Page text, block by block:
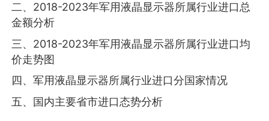
二、2018-2023年军用液晶显示器所属行业进口总
金额分析
三、2018-2023年军用液晶显示器所属行业进口均
价走势图
四、军用液晶显示器所属行业进口分国家情况
五、国内主要省市进口态势分析